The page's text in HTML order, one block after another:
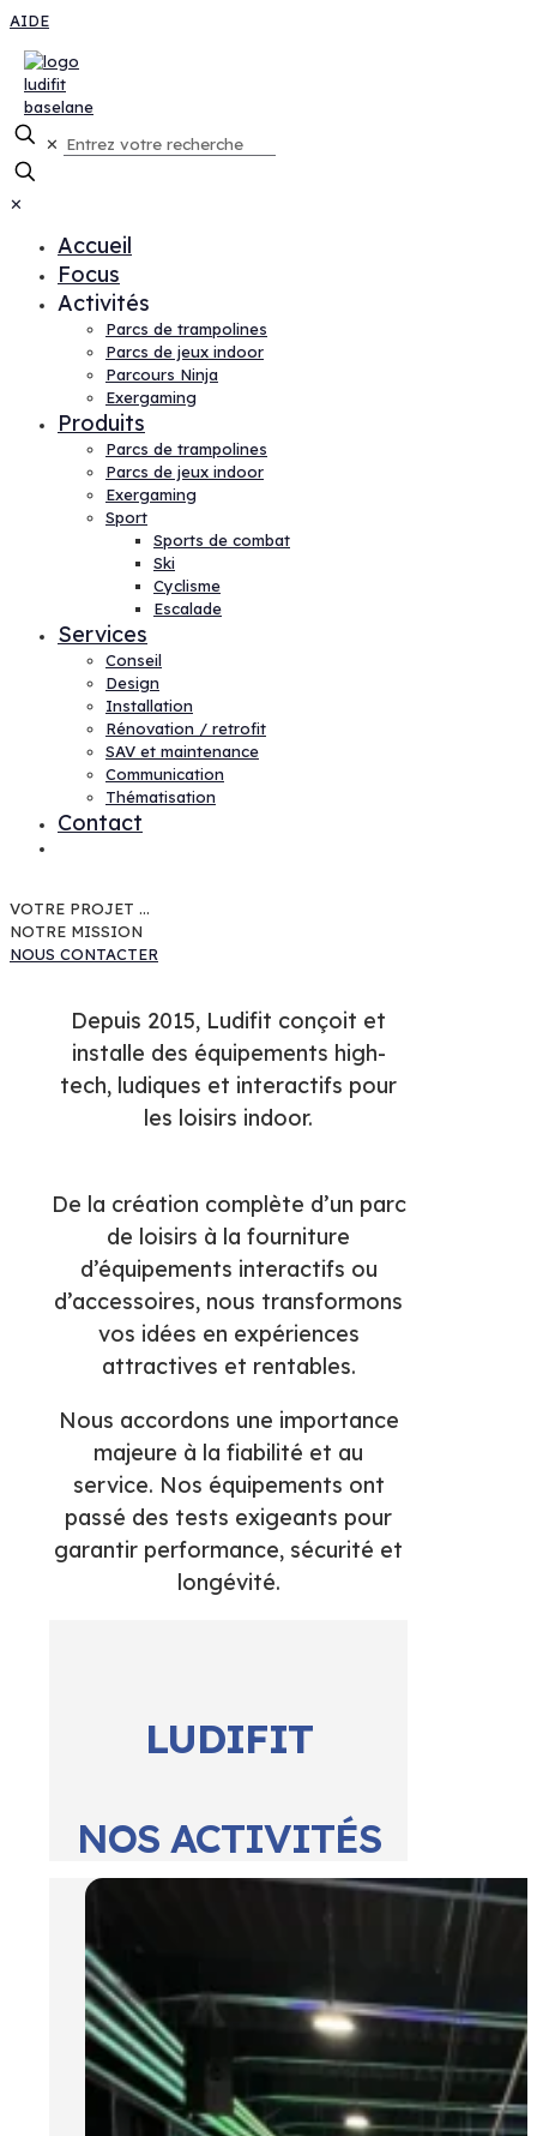
AIDE
✕
✕
Accueil
Focus
Activités
Parcs de trampolines
Parcs de jeux indoor
Parcours Ninja
Exergaming
Produits
Parcs de trampolines
Parcs de jeux indoor
Exergaming
Sport
Sports de combat
Ski
Cyclisme
Escalade
Services
Conseil
Design
Installation
Rénovation / retrofit
SAV et maintenance
Communication
Thématisation
Contact
VOTRE PROJET ...
NOTRE MISSION
NOUS CONTACTER
Depuis 2015, Ludifit conçoit et
installe des équipements high-
tech, ludiques et interactifs pour
les loisirs indoor.
De la création complète d’un parc
de loisirs à la fourniture
d’équipements interactifs ou
d’accessoires, nous transformons
vos idées en expériences
attractives et rentables.
Nous accordons une importance
majeure à la fiabilité et au
service. Nos équipements ont
passé des tests exigeants pour
garantir performance, sécurité et
longévité.
LUDIFIT
NOS ACTIVITÉS